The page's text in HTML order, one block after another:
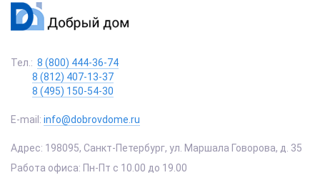
Тел.: 8 (800) 444-36-74
8 (812) 407-13-37
8 (495) 150-54-30
E-mail: info@dobrovdome.ru
Адрес: 198095, Санкт-Петербург, ул. Маршала Говорова, д. 35
Работа офиса: Пн-Пт с 10.00 до 19.00